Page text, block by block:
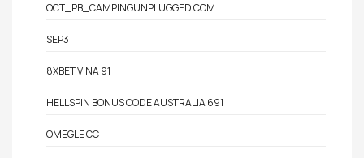
OCT_PB_CAMPINGUNPLUGGED.COM
SEP3
8XBET VINA 91
HELLSPIN BONUS CODE AUSTRALIA 691
OMEGLE CC